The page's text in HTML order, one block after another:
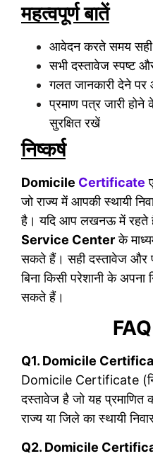
महत्वपूर्ण बातें
आवेदन करते समय सही
सभी दस्तावेज स्पष्ट
गलत जानकारी देने
प्रमाण पत्र जारी
सुरक्षित रखें
निष्कर्ष
Domicile Certificate
जो राज्य में आपकी स्थायी
है। यदि आप लखनऊ में रहते
Service Centerके
सकते हैं। सही दस्तावेज और
बिना किसी परेशानी के अपना
सकते हैं।
Q1. Domicile
Domicile Certificate
दस्तावेज है जो यह प्रमाणित
राज्य या जिले का स्थायी
Q2. Domicile